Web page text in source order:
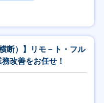
断）】リモ－ト・フル
改善をお任せ！